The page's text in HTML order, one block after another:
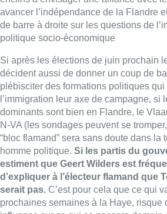
estiment que Geert Wilders est
d’expliquer à l’électeur flamand que
serait pas. C’est pour cela que ce qui
prochaines semaines à la Haye, risque
influence sur ce qui se passera demain
Anvers et à Bruxelles.
Fabrice Grosfilley
Lire aussi :
À Bruxelles, le
des lieux insolites :
exceptionnel, il faut